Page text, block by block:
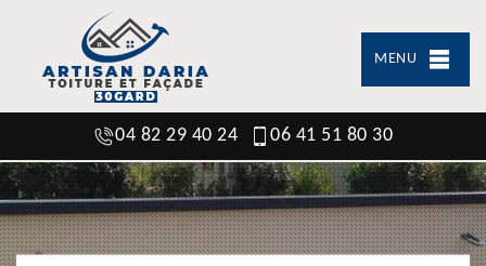
MENU
04 82 29 40 24 06 41 51 80 30